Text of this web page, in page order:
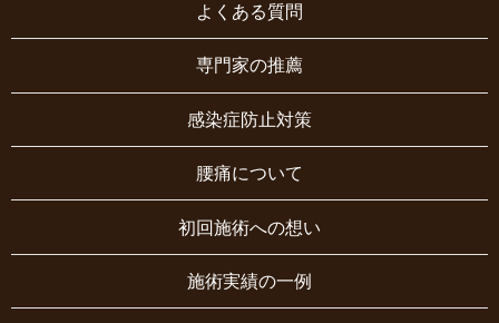
よくある質問
専門家の推薦
感染症防止対策
腰痛について
初回施術への想い
施術実績の一例